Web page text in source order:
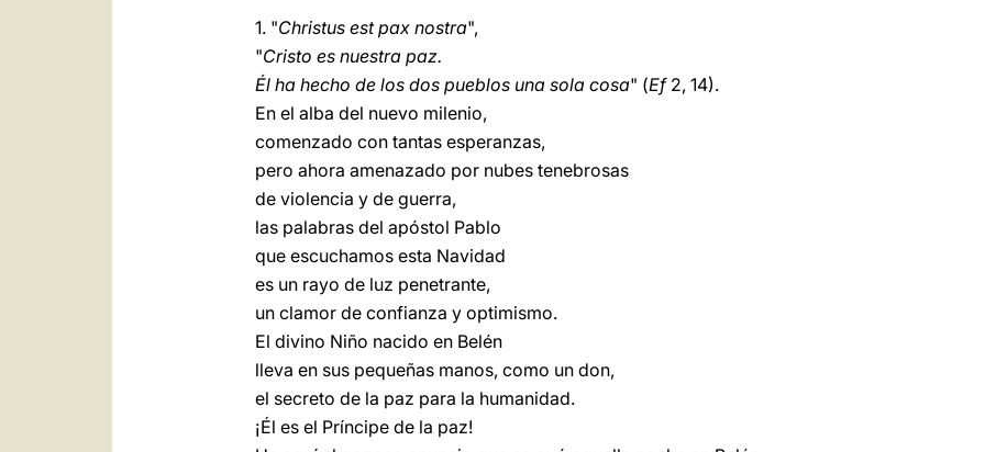
1. "Christus est pax nostra",
"Cristo es nuestra paz.
Él ha hecho de los dos pueblos una sola cosa" (Ef2, 14).
En el alba del nuevo milenio,
comenzado con tantas esperanzas,
pero ahora amenazado por nubes tenebrosas
de violencia y de guerra,
las palabras del apóstol Pablo
que escuchamos esta Navidad
es un rayo de luz penetrante,
un clamor de confianza y optimismo.
El divino Niño nacido en Belén
lleva en sus pequeñas manos, como un don,
el secreto de la paz para la humanidad.
¡Él es el Príncipe de la paz!